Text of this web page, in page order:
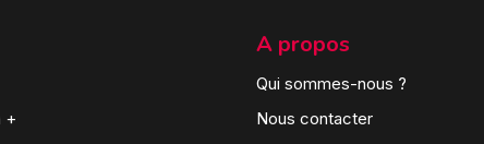
+
A propos
Qui sommes-nous ?
Nous contacter